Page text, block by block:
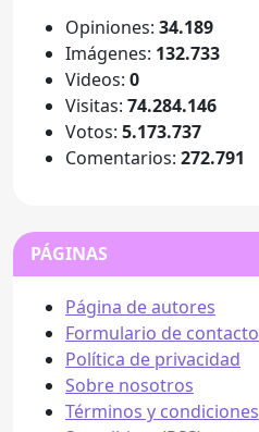
Opiniones: 34.189
Imágenes: 132.733
Videos: 0
Visitas: 74.284.146
Votos: 5.173.737
Comentarios: 272.791
PÁGINAS
Página de autores
Formulario de contacto
Política de privacidad
Sobre nosotros
Términos y condiciones